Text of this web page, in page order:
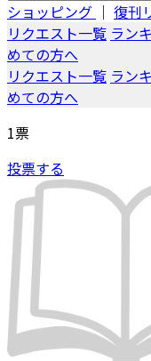
ショッピング ｜ 復刊
リクエスト一覧 ラン
めての方へ
リクエスト一覧 ラン
めての方へ
1票
投票する